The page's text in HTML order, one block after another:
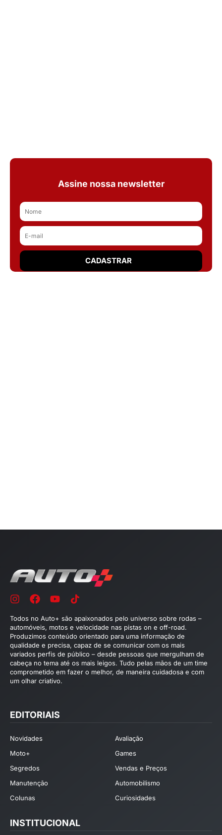
Assine nossa newsletter
Todos no Auto+ são apaixonados pelo universo sobre rodas –
automóveis, motos e velocidade nas pistas on e off-road.
Produzimos conteúdo orientado para uma informação de
qualidade e precisa, capaz de se comunicar com os mais
variados perfis de público – desde pessoas que mergulham de
cabeça no tema até os mais leigos. Tudo pelas mãos de um time
comprometido em fazer o melhor, de maneira cuidadosa e com
um olhar criativo.
EDITORIAIS
Novidades
Avaliação
Moto+
Games
Segredos
Vendas e Preços
Manutenção
Automobilismo
Colunas
Curiosidades
INSTITUCIONAL